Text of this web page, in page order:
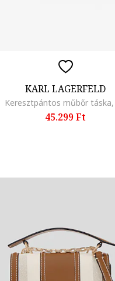
KARL LAGERFELD
45.299 Ft